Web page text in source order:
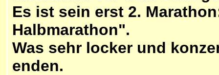
Es ist sein erst 2.
Halbmarathon".
Was sehr locker und
enden.